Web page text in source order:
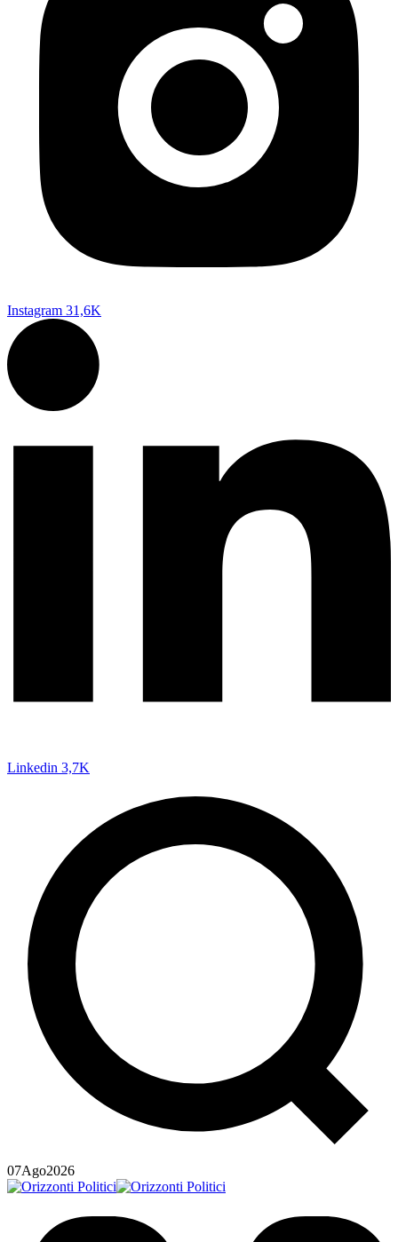
Instagram 31,6K
Linkedin 3,7K
07Ago2026